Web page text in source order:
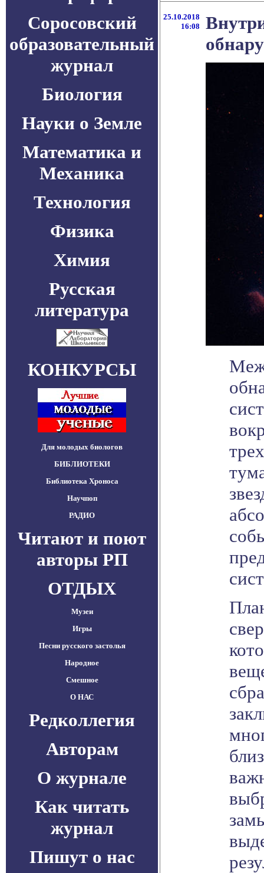
Соросовский
образовательный
журнал
Биология
Науки о Земле
Математика и
Механика
Технология
Физика
Химия
Русская
литература
КОНКУРСЫ
Для молодых биологов
БИБЛИОТЕКИ
Библиотека Хроноса
Научпоп
РАДИО
Читают и поют
авторы РП
ОТДЫХ
Музеи
Игры
Песни русского застолья
Народное
Смешное
О НАС
Редколлегия
Авторам
О журнале
Как читать
журнал
Пишут о нас
25.10.2018
16:08